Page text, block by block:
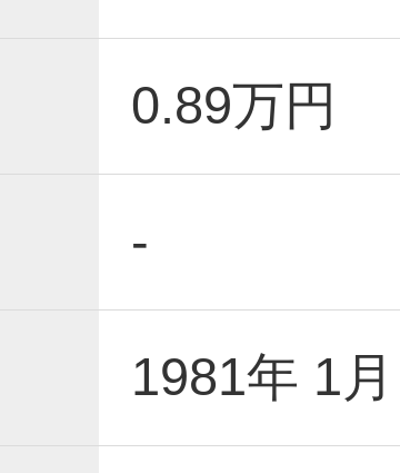
0.89万円
-
1981年 1